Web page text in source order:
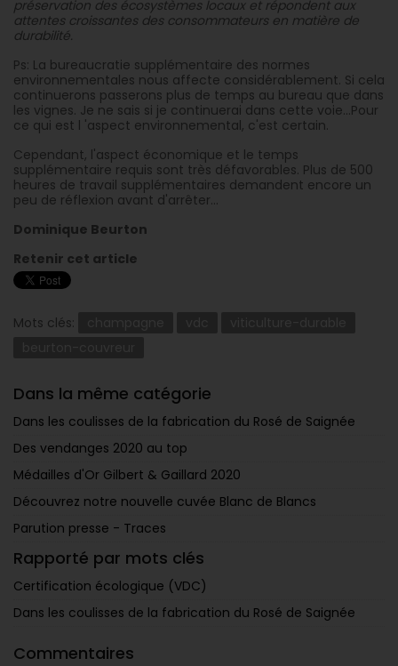
préservation des écosystèmes locaux et répondent aux
attentes croissantes des consommateurs en matière de
durabilité.
Ps: La bureaucratie supplémentaire des normes
environnementales nous affecte considérablement. Si cela
continuerons passerons plus de temps au bureau que dans
les vignes. Je ne sais si je continuerai dans cette voie...Pour
ce qui est l 'aspect environnemental, c'est certain.
Cependant, l'aspect économique et le temps
supplémentaire requis sont très défavorables. Plus de 500
heures de travail supplémentaires demandent encore un
peu de réflexion avant d'arrêter...
Dominique Beurton
Retenir cet article
Mots clés:
Dans la même catégorie
Dans les coulisses de la fabrication du Rosé de Saignée
Des vendanges 2020 au top
Médailles d'Or Gilbert & Gaillard 2020
Découvrez notre nouvelle cuvée Blanc de Blancs
Parution presse - Traces
Rapporté par mots clés
Certification écologique (VDC)
Dans les coulisses de la fabrication du Rosé de Saignée
Commentaires